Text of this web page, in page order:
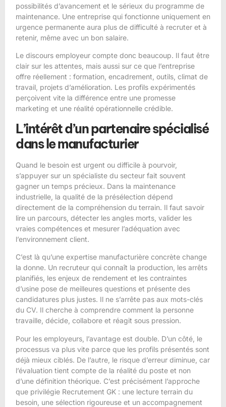
possibilités d’avancement et le sérieux du programme de
maintenance. Une entreprise qui fonctionne uniquement en
urgence permanente aura plus de difficulté à recruter et à
retenir, même avec un bon salaire.
Le discours employeur compte donc beaucoup. Il faut être
clair sur les attentes, mais aussi sur ce que l’entreprise
offre réellement : formation, encadrement, outils, climat de
travail, projets d’amélioration. Les profils expérimentés
perçoivent vite la différence entre une promesse
marketing et une réalité opérationnelle crédible.
L’intérêt d’un partenaire spécialisé
dans le manufacturier
Quand le besoin est urgent ou difficile à pourvoir,
s’appuyer sur un spécialiste du secteur fait souvent
gagner un temps précieux. Dans la maintenance
industrielle, la qualité de la présélection dépend
directement de la compréhension du terrain. Il faut savoir
lire un parcours, détecter les angles morts, valider les
vraies compétences et mesurer l’adéquation avec
l’environnement client.
C’est là qu’une expertise manufacturière concrète change
la donne. Un recruteur qui connaît la production, les arrêts
planifiés, les enjeux de rendement et les contraintes
d’usine pose de meilleures questions et présente des
candidatures plus justes. Il ne s’arrête pas aux mots-clés
du CV. Il cherche à comprendre comment la personne
travaille, décide, collabore et réagit sous pression.
Pour les employeurs, l’avantage est double. D’un côté, le
processus va plus vite parce que les profils présentés sont
déjà mieux ciblés. De l’autre, le risque d’erreur diminue, car
l’évaluation tient compte de la réalité du poste et non
d’une définition théorique. C’est précisément l’approche
que privilégie Recrutement GK : une lecture terrain du
besoin, une sélection rigoureuse et un accompagnement